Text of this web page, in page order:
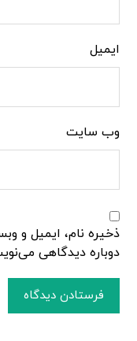
ایمیل
وب‌ سایت
ذخیره نام، ایمیل و
دوباره دیدگاهی
فرستادن دیدگاه